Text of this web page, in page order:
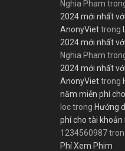
Nghia Pham
2024 mới nhất
AnonyViettrong
2024 mới nhất
Nghia Pham
2024 mới nhất
AnonyViettrong
năm miễn phí
loctrong Hướng
phí cho tài khoản
1234560987
Phí Xem Phim